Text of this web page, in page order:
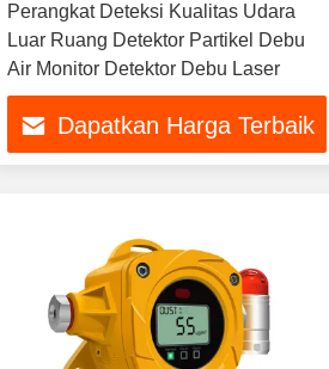
Perangkat Deteksi Kualitas Udara
Luar Ruang Detektor Partikel Debu
Air Monitor Detektor Debu Laser
Dapatkan Harga Terbaik